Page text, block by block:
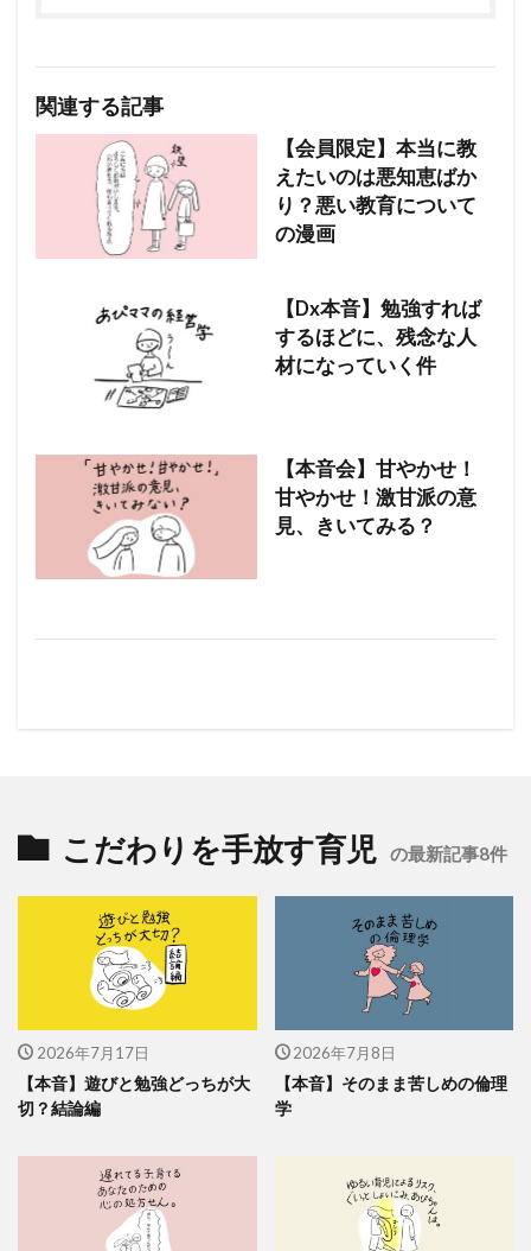
関連する記事
【会員限定】本当に教
えたいのは悪知恵ばか
り？悪い教育について
の漫画
【Dx本音】勉強すれば
するほどに、残念な人
材になっていく件
【本音会】甘やかせ！
甘やかせ！激甘派の意
見、きいてみる？
こだわりを手放す育児 の最新記事8件
2026年7月17日
【本音】遊びと勉強どっちが大
切？結論編
2026年7月8日
【本音】そのまま苦しめの倫理
学